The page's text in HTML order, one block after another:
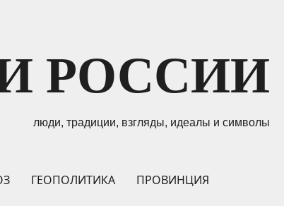
РОССИИ
люди, традиции, взгляды, идеалы и символы
ГЕОПОЛИТИКА ПРОВИНЦИЯ